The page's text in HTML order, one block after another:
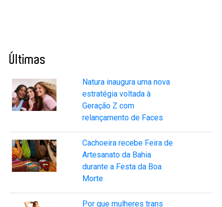
Últimas
Natura inaugura uma nova
estratégia voltada à
Geração Z com
relançamento de Faces
Cachoeira recebe Feira de
Artesanato da Bahia
durante a Festa da Boa
Morte
Por que mulheres trans